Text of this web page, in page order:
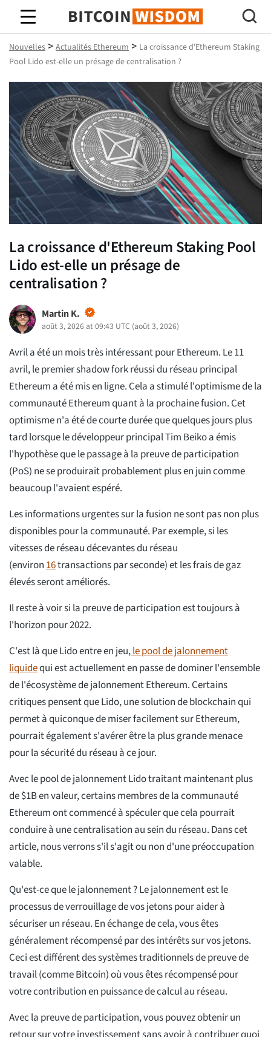
Bitcoin Sagesse
Nouvelles > Actualités Ethereum > La croissance d'Ethereum Staking
Pool Lido est-elle un présage de centralisation ?
La croissance d'Ethereum Staking Pool
Lido est-elle un présage de
centralisation ?
Martin K.
août 3, 2026 at 09:43 UTC (août 3, 2026)
Avril a été un mois très intéressant pour Ethereum. Le 11
avril, le premier shadow fork réussi du réseau principal
Ethereum a été mis en ligne. Cela a stimulé l'optimisme de la
communauté Ethereum quant à la prochaine fusion. Cet
optimisme n'a été de courte durée que quelques jours plus
tard lorsque le développeur principal Tim Beiko a émis
l'hypothèse que le passage à la preuve de participation
(PoS) ne se produirait probablement plus en juin comme
beaucoup l'avaient espéré.
Les informations urgentes sur la fusion ne sont pas non plus
disponibles pour la communauté. Par exemple, si les
vitesses de réseau décevantes du réseau
(environ16transactions par seconde) et les frais de gaz
élevés seront améliorés.
Il reste à voir si la preuve de participation est toujours à
l'horizon pour 2022.
C'est là que Lido entre en jeu,le pool de jalonnement
liquidequi est actuellement en passe de dominer l'ensemble
de l'écosystème de jalonnement Ethereum. Certains
critiques pensent que Lido, une solution de blockchain qui
permet à quiconque de miser facilement sur Ethereum,
pourrait également s'avérer être la plus grande menace
pour la sécurité du réseau à ce jour.
Avec le pool de jalonnement Lido traitant maintenant plus
de $1B en valeur, certains membres de la communauté
Ethereum ont commencé à spéculer que cela pourrait
conduire à une centralisation au sein du réseau. Dans cet
article, nous verrons s'il s'agit ou non d'une préoccupation
valable.
Qu'est-ce que le jalonnement ? Le jalonnement est le
processus de verrouillage de vos jetons pour aider à
sécuriser un réseau. En échange de cela, vous êtes
généralement récompensé par des intérêts sur vos jetons.
Ceci est différent des systèmes traditionnels de preuve de
travail (comme Bitcoin) où vous êtes récompensé pour
votre contribution en puissance de calcul au réseau.
Avec la preuve de participation, vous pouvez obtenir un